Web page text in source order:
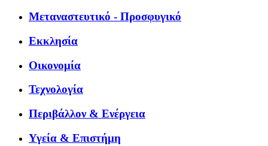
Μεταναστευτικό - Προσφυγικό
Εκκλησία
Οικονομία
Τεχνολογία
Περιβάλλον & Ενέργεια
Υγεία & Επιστήμη